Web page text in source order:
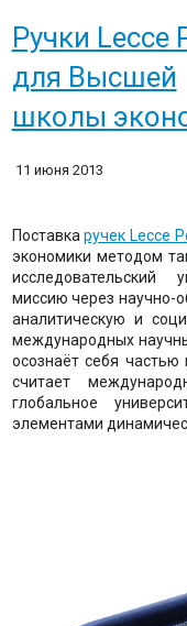
Ручки Lecce
для Высшей
школы
11 июня 2013
Поставкаручек Lecce
экономики методом
исследовательский
миссию через научно-
аналитическую и
международных
осознаёт себя частью
считает
глобальное
элементами